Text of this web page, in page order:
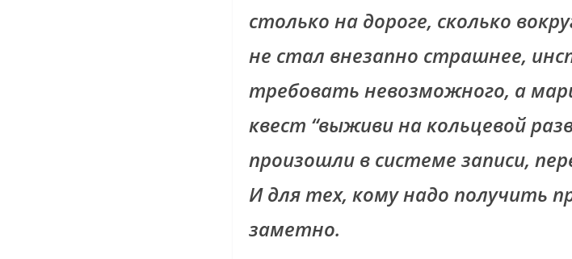
столько на дороге, сколько
не стал внезапно страшнее,
требовать невозможного, а
квест “выживи на кольцевой
произошли в системе записи,
И для тех, кому надо получить
заметно.